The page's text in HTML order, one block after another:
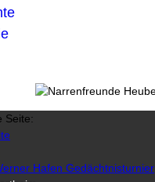
Seite:
Hafen Gedächtnisturnier